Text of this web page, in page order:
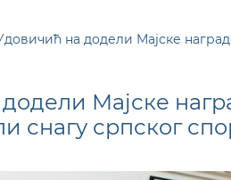
на додели Мајске
Мајске
снагу српског